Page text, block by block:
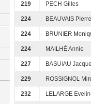
219 PECH Gilles
224 BEAUVAIS
224 BRUNIER
224 MAILHÉ Annie
227 BASUIAU
229 ROSSIGNOL
232 LELARGE